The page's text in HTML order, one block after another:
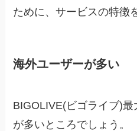
ために、サービスの特徴
海外ユーザーが多い
BIGOLIVE(ビゴライブ)
が多いところでしょう。